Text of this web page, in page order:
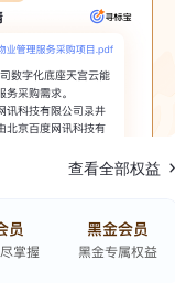
查看全部权益